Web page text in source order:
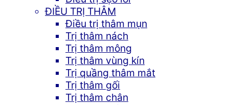
ĐIỀU TRỊ THÂM
Điều trị thâm mụn
Trị thâm nách
Trị thâm mông
Trị thâm vùng kín
Trị quầng thâm mắt
Trị thâm gối
Trị thâm chân